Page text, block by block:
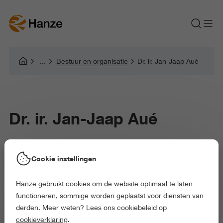
Bestuur en organisatie Dr. ir. Jan-Jaap Aué
Dr. ir. Jan-Jaap Aué
Jan-Jaap Aué is lector Waterstoftoepassingen
binnen het lectoraat Energietransitie en tevens
directeur van Entrance - Centre of Expertise
Energy.
Cookie instellingen
Hanze gebruikt cookies om de website optimaal te laten
functioneren, sommige worden geplaatst voor diensten van
derden. Meer weten? Lees ons cookiebeleid op
cookieverklaring.